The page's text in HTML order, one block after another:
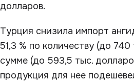
долларов.
Турция снизила импорт
51,3 % по количеству (до 740
сумме (до 593,5 тыс.
продукция для нее